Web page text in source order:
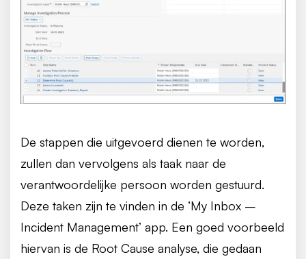
De stappen die uitgevoerd dienen te worden,
zullen dan vervolgens als taak naar de
verantwoordelijke persoon worden gestuurd.
Deze taken zijn te vinden in de ‘My Inbox –
Incident Management’ app. Een goed voorbeeld
hiervan is de Root Cause analyse, die gedaan